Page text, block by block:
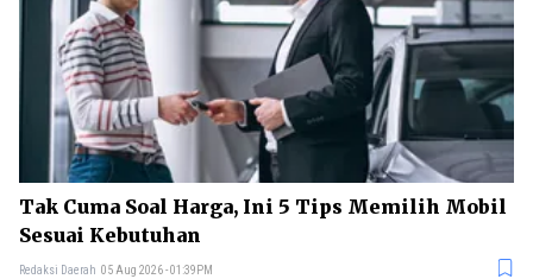
Tak Cuma Soal Harga, Ini 5 Tips Memilih Mobil
Sesuai Kebutuhan
Redaksi Daerah 05 Aug 2026 - 01:39PM